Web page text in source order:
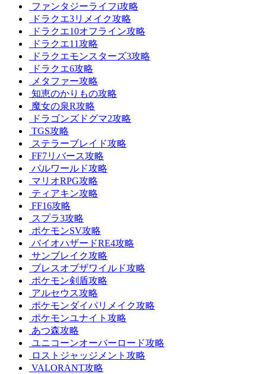
ファンタジーライフi攻略
ドラクエ3リメイク攻略
ドラクエ10オフライン攻略
ドラクエ11攻略
ドラクエモンスターズ3攻略
ドラクエ6攻略
メタファー攻略
知恵のかりもの攻略
魔女の泉R攻略
ドラゴンズドグマ2攻略
TGS攻略
ステラーブレイド攻略
FF7リバース攻略
パルワールド攻略
マリオRPG攻略
ティアキン攻略
FF16攻略
スプラ3攻略
ポケモンSV攻略
バイオハザードRE4攻略
サンブレイク攻略
ブレスオブザワイルド攻略
ポケモン剣盾攻略
アルセウス攻略
ポケモンダイパリメイク攻略
ポケモンユナイト攻略
あつ森攻略
ユニコーンオーバーロード攻略
ロストジャッジメント攻略
VALORANT攻略